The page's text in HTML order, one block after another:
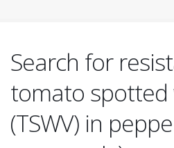
Search for
tomato spotted
(TSWV) in